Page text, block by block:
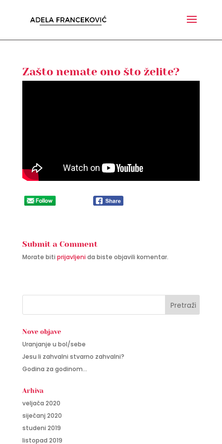
Zašto nemate ono što želite?
Submit a Comment
Morate biti prijavljenida biste objavili komentar.
Nove objave
Uranjanje u bol/sebe
Jesu li zahvalni stvarno zahvalni?
Godina za godinom…
Arhiva
veljača 2020
siječanj 2020
studeni 2019
listopad 2019